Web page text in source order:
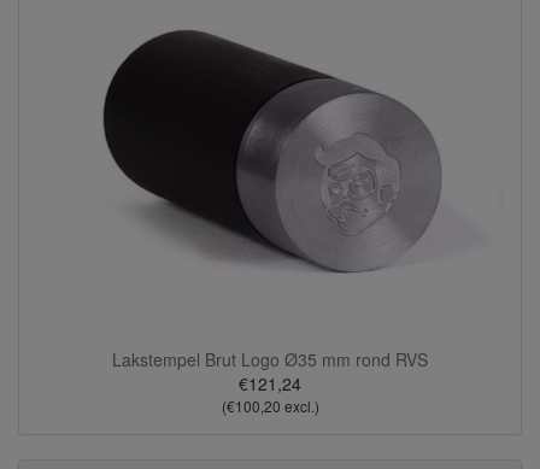
Lakstempel Brut Logo Ø35 mm rond RVS
€121,24
(€100,20 excl.)